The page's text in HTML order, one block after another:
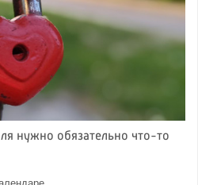
нужно обязательно что-то